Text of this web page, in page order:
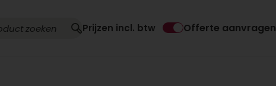
Prijzen incl. btw Offerte aanvragen